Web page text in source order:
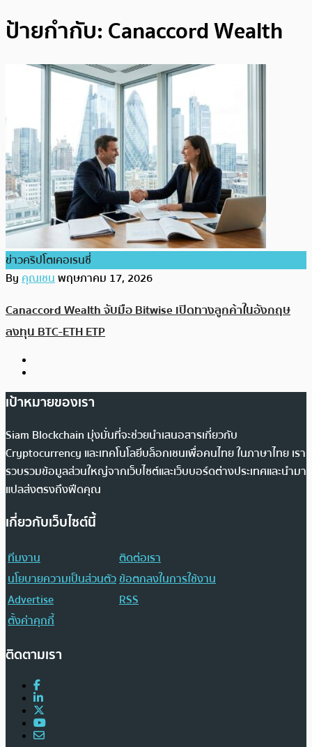
ป้ายกำกับ: Canaccord Wealth
ข่าวคริปโตเคอเรนซี่
Byคุณเชนพฤษภาคม 17, 2026
Canaccord Wealth จับมือ Bitwise เปิดทางลูกค้าในอังกฤษ
ลงทุน BTC-ETH ETP
เป้าหมายของเรา
Siam Blockchain มุ่งมั่นที่จะช่วยนำเสนอสารเกี่ยวกับ
Cryptocurrency และเทคโนโลยีบล็อกเชนเพื่อคนไทย ในภาษาไทย เรา
รวบรวมข้อมูลส่วนใหญ่จากเว็บไซต์และเว็บบอร์ดต่างประเทศและนำมา
แปลส่งตรงถึงฟีดคุณ
เกี่ยวกับเว็บไซต์นี้
ทีมงาน
ติดต่อเรา
นโยบายความเป็นส่วนตัวข้อตกลงในการใช้งาน
Advertise
RSS
ตั้งค่าคุกกี้
ติดตามเรา